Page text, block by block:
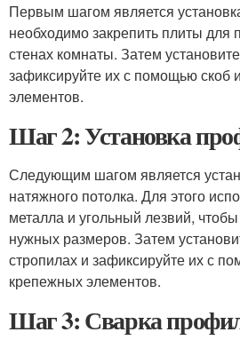
Первым шагом является
необходимо закрепить плиты для
стенах комнаты. Затем
зафиксируйте их с помощью скоб
элементов.
Шаг 2: Установка
Следующим шагом является
натяжного потолка. Для этого
металла и угольный лезвий,
нужных размеров. Затем
стропилах и зафиксируйте их с
крепежных элементов.
Шаг 3: Сварка